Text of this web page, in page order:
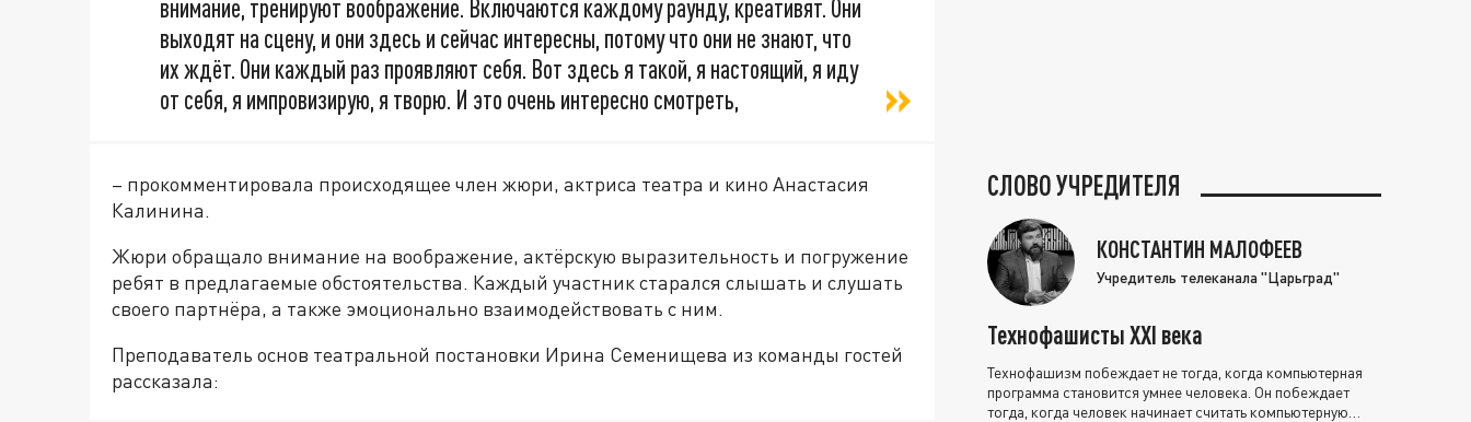
внимание, тренируют воображение. Включаются каждому раунду, креативят. Они
выходят на сцену, и они здесь и сейчас интересны, потому что они не знают, что
их ждёт. Они каждый раз проявляют себя. Вот здесь я такой, я настоящий, я иду
от себя, я импровизирую, я творю. И это очень интересно смотреть,
– прокомментировала происходящее член жюри, актриса театра и кино Анастасия
Калинина.
Жюри обращало внимание на воображение, актёрскую выразительность и погружение
ребят в предлагаемые обстоятельства. Каждый участник старался слышать и слушать
своего партнёра, а также эмоционально взаимодействовать с ним.
Преподаватель основ театральной постановки Ирина Семенищева из команды гостей
рассказала:
СЛОВО УЧРЕДИТЕЛЯ
КОНСТАНТИН МАЛОФЕЕВ
Учредитель телеканала "Царьград"
Технофашисты XXI века
Технофашизм побеждает не тогда, когда компьютерная
программа становится умнее человека. Он побеждает
тогда, когда человек начинает считать компьютерную